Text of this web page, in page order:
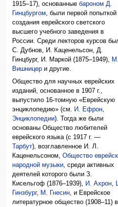
1915–17), основанныебароном Д.
Гинцбургом, были первой попыткой
создания еврейского светского
высшего учебного заведения в
России. Среди лекторов курсов
С. Дубнов, И. Каценельсон, Д.
Гинцбург, И. Маркой (1875–1949), М.
Вишницер и другие.
Общество для научных еврейских
изданий, основанное в 1907 г.,
выпустило 16-томную «Еврейскую
энциклопедию» (см. И. Ефрон,
Энциклопедии). Тогда же были
основаны Общество любителей
еврейского языка (с 1917 г. —
Тарбут), возглавленное И. Л.
Каценельсоном,Общество
народной музыки, среди активных
деятелей которого были З.
Кисельгоф (1876–1939), И. Ахрон,
Гинзбург, М. Гнесин, и Еврейское
литературное общество (1908–11)